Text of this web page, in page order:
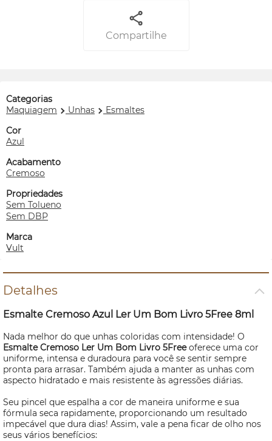
Compartilhe
Categorias
Maquiagem
Unhas
Esmaltes
Cor
Azul
Acabamento
Cremoso
Propriedades
Sem Tolueno
Sem DBP
Marca
Vult
Detalhes
Esmalte Cremoso Azul Ler Um Bom Livro 5Free 8ml
Nada melhor do que unhas coloridas com intensidade! O
Esmalte Cremoso Ler Um Bom Livro 5Freeoferece uma cor
uniforme, intensa e duradoura para você se sentir sempre
pronta para arrasar. Também ajuda a manter as unhas com
aspecto hidratado e mais resistente às agressões diárias.
Seu pincel que espalha a cor de maneira uniforme e sua
fórmula seca rapidamente, proporcionando um resultado
impecável que dura dias! Assim, vale a pena ficar de olho nos
seus vários benefícios: